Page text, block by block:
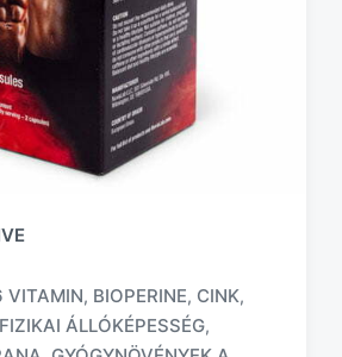
VITAMIN, BIOPERINE, CINK,
FIZIKAI ÁLLÓKÉPESSÉG,